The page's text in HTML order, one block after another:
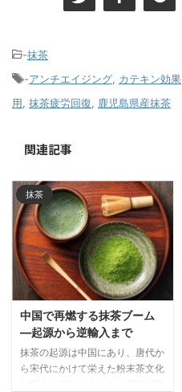
-抹茶
-アンチエイジング カテキン効果
用 抹茶疲労回復 鹿児島県産抹茶
関連記事
抹茶
中国で再燃する抹茶ブーム
―起源から逆輸入まで
抹茶の起源は中国にあり、唐代か
ら宋代にかけて栄えた粉末茶文化